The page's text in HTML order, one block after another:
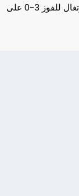
كريستيانو رونالدو يسجل هدفين ويقود منتخب البرتغال للفوز 3-0 على